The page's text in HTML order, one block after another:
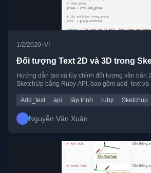
1/2/2020•VI
Đối tượng Text 2D và 3D trong
Hướng dẫn tạo và tùy chỉnh đối tượng văn bản
SketchUp bằng Ruby API, bao gồm add_text và
Add_text api lập trình ruby Sketchup
Nguyễn Văn Xuân